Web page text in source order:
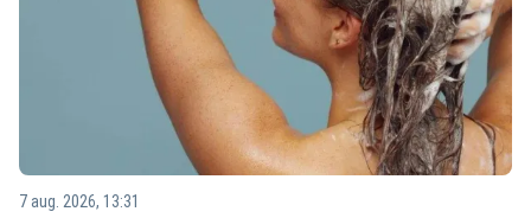
7 aug. 2026, 13:31